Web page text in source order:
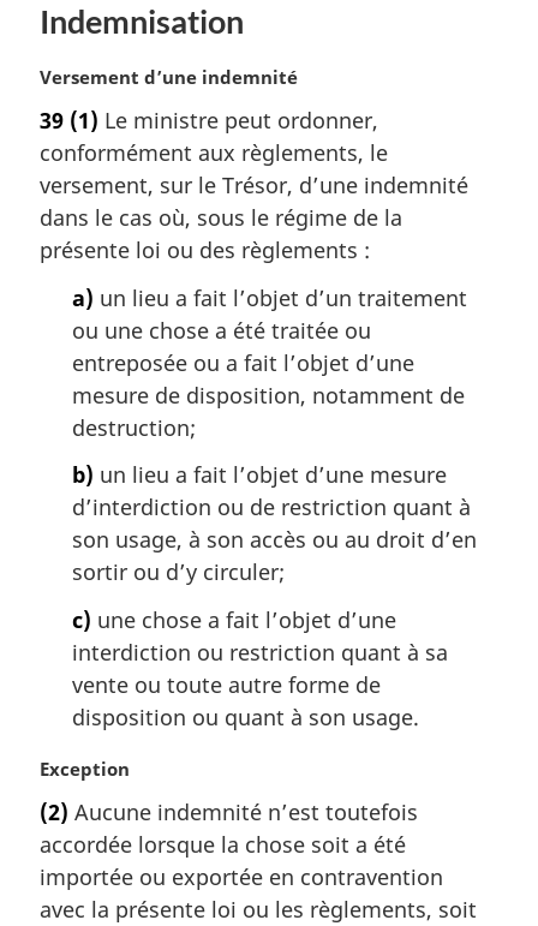
e
:Indemnisation
N
t
e
m
a
g
Versement d’une indemnité
39 (1) Le ministre peut ordonner,
conformément aux règlements, le
versement, sur le Trésor, d’une indemnité
dans le cas où, sous le régime de la
présente loi ou des règlements :
a) un lieu a fait l’objet d’un traitement
ou une chose a été traitée ou
entreposée ou a fait l’objet d’une
mesure de disposition, notamment de
destruction;
b) un lieu a fait l’objet d’une mesure
d’interdiction ou de restriction quant à
son usage, à son accès ou au droit d’en
sortir ou d’y circuler;
c) une chose a fait l’objet d’une
interdiction ou restriction quant à sa
vente ou toute autre forme de
disposition ou quant à son usage.
N
t
e
m
a
Exception
(2) Aucune indemnité n’est toutefois
accordée lorsque la chose soit a été
importée ou exportée en contravention
avec la présente loi ou les règlements, soit